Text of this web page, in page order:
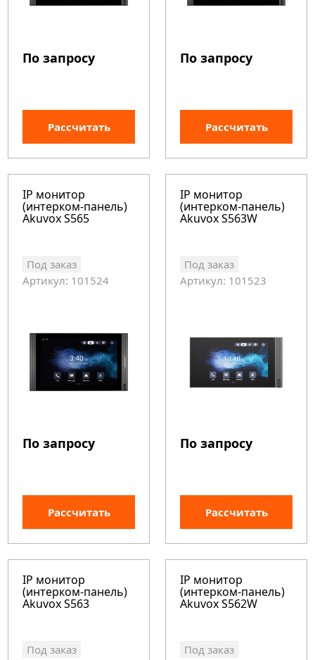
По запросу
Рассчитать
По запросу
Рассчитать
IP монитор
(интерком-панель)
Akuvox S565
Под заказ
Артикул: 101524
По запросу
Рассчитать
IP монитор
(интерком-панель)
Akuvox S563W
Под заказ
Артикул: 101523
По запросу
Рассчитать
IP монитор
(интерком-панель)
Akuvox S563
Под заказ
IP монитор
(интерком-панель)
Akuvox S562W
Под заказ